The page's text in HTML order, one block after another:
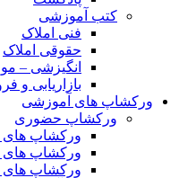
کتب آموزشی
فنی املاک
حقوقی املاک
انگیزشی –
بازاریابی و
ورکشاپ های آموزشی
ورکشاپ حضوری
ورکشاپ
ورکشاپ
ورکشاپ